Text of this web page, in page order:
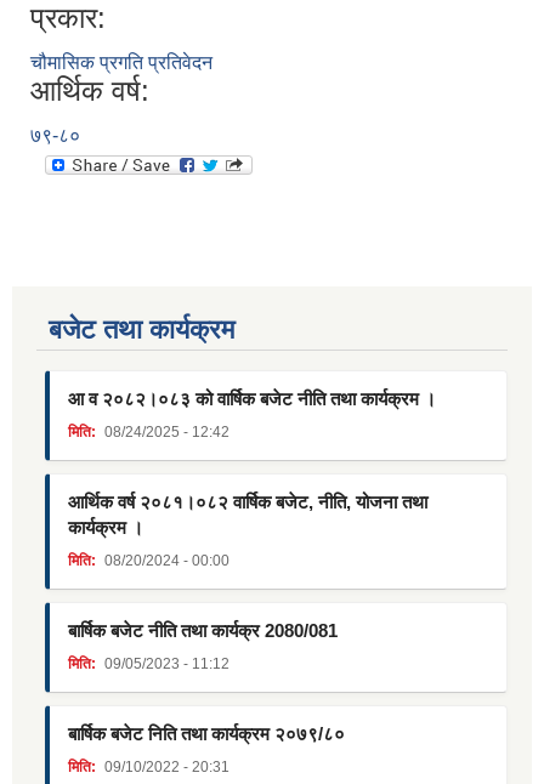
प्रकार:
चौमासिक प्रगति प्रतिवेदन
आर्थिक वर्ष:
७९-८०
बजेट तथा कार्यक्रम
आ व २०८२।०८३ को वार्षिक बजेट नीति तथा कार्यक्रम ।
मिति: 08/24/2025 - 12:42
आर्थिक वर्ष २०८१।०८२ वार्षिक बजेट, नीति, योजना तथा
कार्यक्रम ।
मिति: 08/20/2024 - 00:00
बार्षिक बजेट नीति तथा कार्यक्र 2080/081
मिति: 09/05/2023 - 11:12
बार्षिक बजेट निति तथा कार्यक्रम २०७९/८०
मिति: 09/10/2022 - 20:31